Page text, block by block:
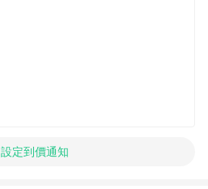
設定到價通知